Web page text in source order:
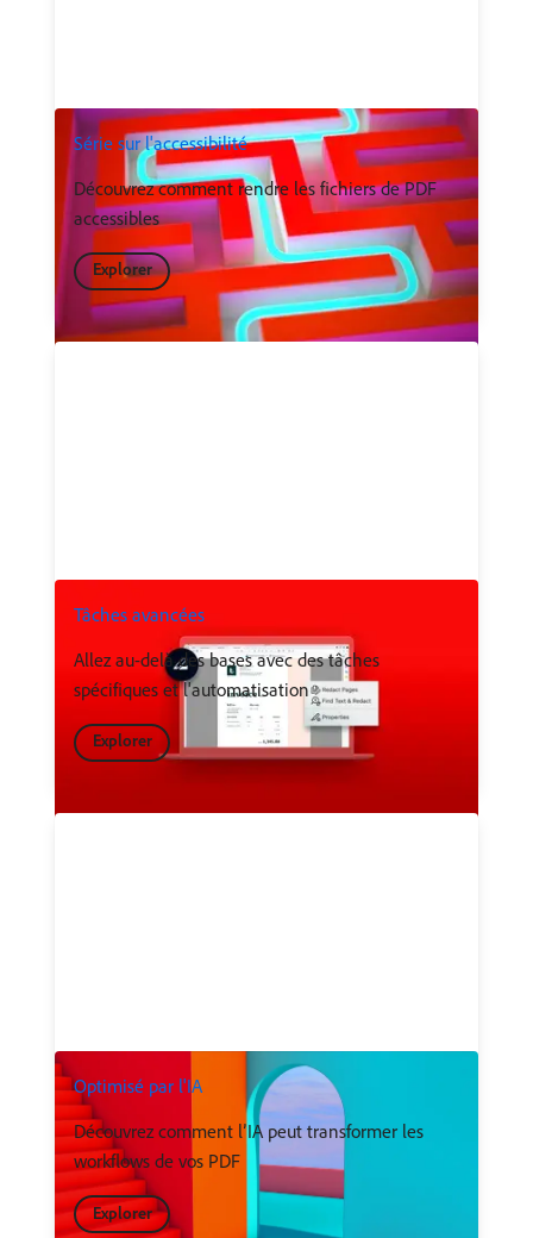
Série sur l'accessibilité
Découvrez comment rendre les fichiers de PDF
accessibles
Explorer
Tâches avancées
Allez au-delà des bases avec des tâches
spécifiques et l'automatisation
Explorer
Optimisé par l'IA
Découvrez comment l’IA peut transformer les
workflows de vos PDF
Explorer